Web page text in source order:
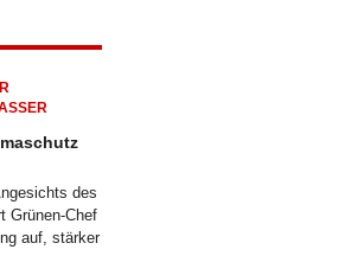
des
Grünen-Chef
auf, stärker